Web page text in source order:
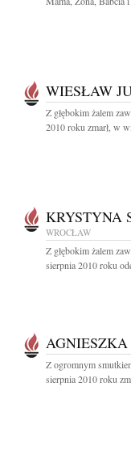
WIESŁAW
Z głębokim żalem
2010 roku zmarł, w
KRYSTYNA
WROCŁAW
Z głębokim żalem
sierpnia 2010 roku
Z ogromnym
sierpnia 2010 roku